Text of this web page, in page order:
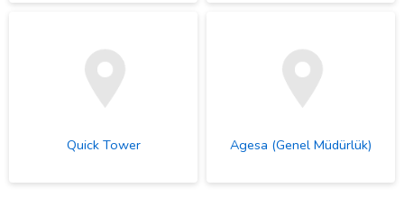
Quick Tower Agesa (Genel Müdürlük)